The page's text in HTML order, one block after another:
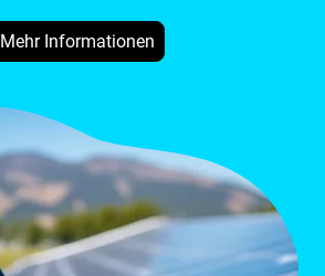
Mehr Informationen